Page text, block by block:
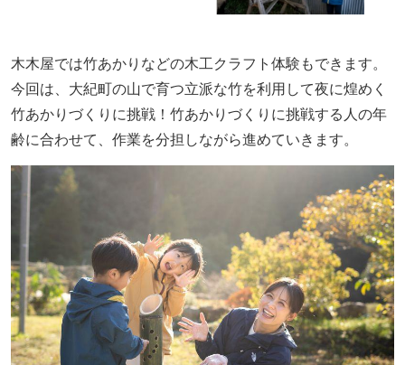
木木屋では竹あかりなどの木工クラフト体験もできます。
今回は、大紀町の山で育つ立派な竹を利用して夜に煌めく
竹あかりづくりに挑戦！竹あかりづくりに挑戦する人の年
齢に合わせて、作業を分担しながら進めていきます。